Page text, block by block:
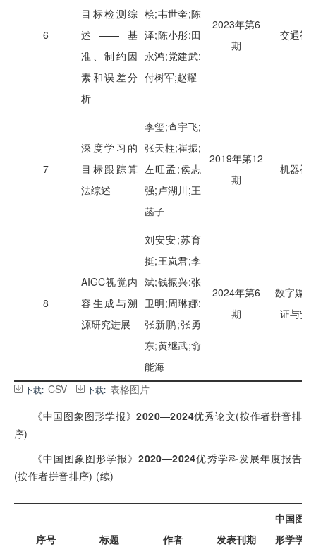
6
目标检测综
述——基
准、制约因
素和误差分
析
桧;韦世奎;陈
泽;陈小彤;田
永鸿;党建武;
付树军;赵耀
2023年第6
期
交通视
7
深度学习的
目标跟踪算
法综述
李玺;查宇飞;
张天柱;崔振;
左旺孟;侯志
强;卢湖川;王
菡子
2019年第12
期
机器视
8
AIGC视觉内
容生成与溯
源研究进展
刘安安;苏育
挺;王岚君;李
斌;钱振兴;张
卫明;周琳娜;
张新鹏;张勇
东;黄继武;俞
能海
2024年第6
期
数字媒
证与安
下载: CSV 下载: 表格图片
《中国图象图形学报》2020—2024优秀论文(按作者拼音排
序)
《中国图象图形学报》2020—2024优秀学科发展年度报告
(按作者拼音排序) (续)
序号 标题 作者 发表刊期
中国图
形学学